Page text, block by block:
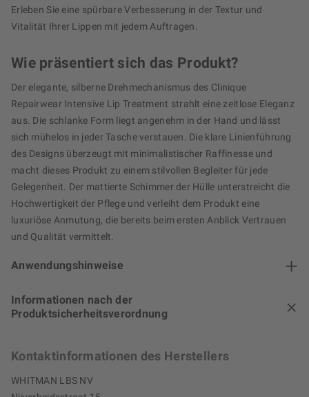
Erleben Sie eine spürbare Verbesserung in der Textur und
Vitalität Ihrer Lippen mit jedem Auftragen.
Wie präsentiert sich das Produkt?
Der elegante, silberne Drehmechanismus des Clinique
Repairwear Intensive Lip Treatment strahlt eine zeitlose Eleganz
aus. Die schlanke Form liegt angenehm in der Hand und lässt
sich mühelos in jeder Tasche verstauen. Die klare Linienführung
des Designs überzeugt mit minimalistischer Raffinesse und
macht dieses Produkt zu einem stilvollen Begleiter für jede
Gelegenheit. Der mattierte Schimmer der Hülle unterstreicht die
Hochwertigkeit der Pflege und verleiht dem Produkt eine
luxuriöse Anmutung, die bereits beim ersten Anblick Vertrauen
und Qualität vermittelt.
Anwendungshinweise
Informationen nach der
Produktsicherheitsverordnung
Kontaktinformationen des Herstellers
WHITMAN LBS NV